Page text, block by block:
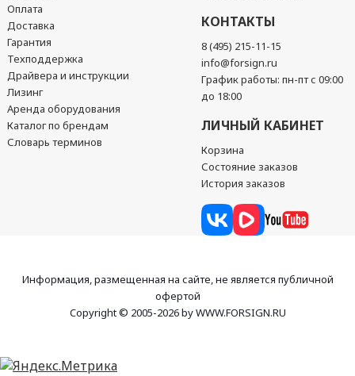
Оплата
Доставка
Гарантия
Техподдержка
Драйвера и инструкции
Лизинг
Аренда оборудования
Каталог по брендам
Словарь терминов
КОНТАКТЫ
8 (495) 215-11-15
info@forsign.ru
График работы: пн-пт с 09:00
до 18:00
ЛИЧНЫЙ КАБИНЕТ
Корзина
Состояние заказов
История заказов
Информация, размещенная на сайте, не является публичной
офертой
Copyright © 2005-2026 by WWW.FORSIGN.RU